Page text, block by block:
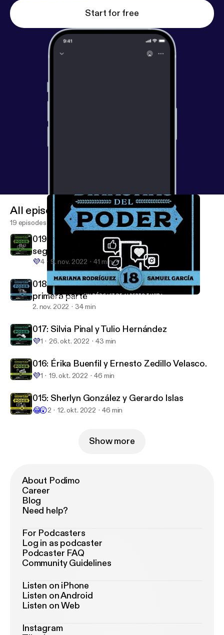
Start for free
018: Mariana Rodríguez y Samuel García, primera parte
Dinastías del Poder
All episodes
19 episodes
019: Samuel García y Mariana Rodríguez,
segunda parte
💜4 9. nov. 2022 41 min
018: Mariana Rodríguez y Samuel García,
primera parte
2. nov. 2022 34 min
017: Silvia Pinal y Tulio Hernández
💜1 26. okt. 2022 43 min
016: Érika Buenfil y Ernesto Zedillo Velasco.
💜1 19. okt. 2022 46 min
015: Sherlyn González y Gerardo Islas
😂😲2 12. okt. 2022 46 min
Show more
About Podimo
Career
Blog
Need help?
For Podcasters
Log in as podcaster
Podcaster FAQ
Community Guidelines
Listen on iPhone
Listen on Android
Listen on Web
Instagram